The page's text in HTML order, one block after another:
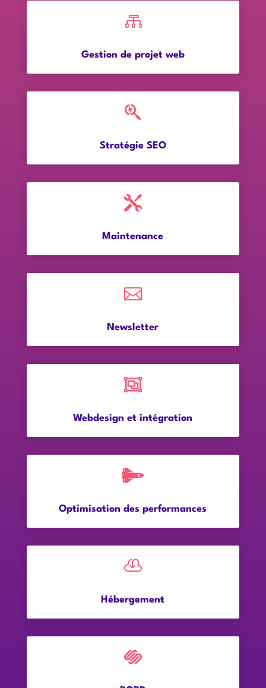

Gestion de projet web

Stratégie SEO

Maintenance

Newsletter

Webdesign et intégration

Optimisation des performances

Hébergement
